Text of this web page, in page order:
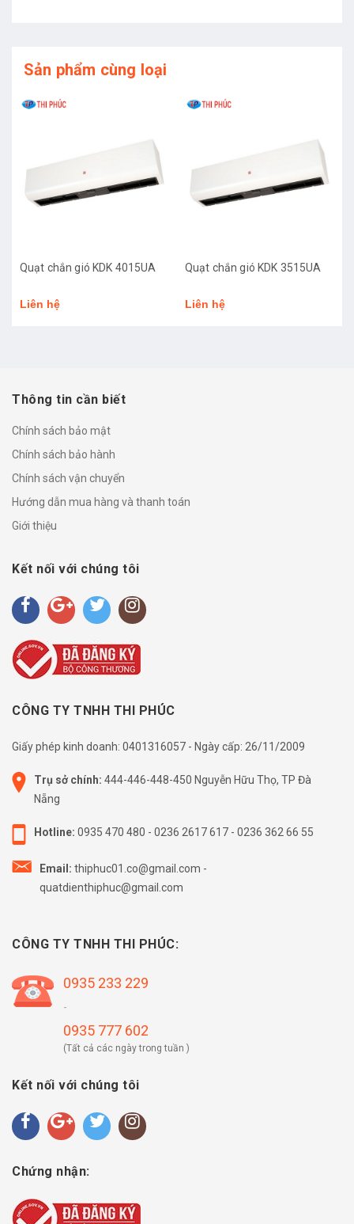
Sản phẩm cùng loại
Quạt chắn gió KDK 4015UA
Liên hệ
Quạt chắn gió KDK 3515UA
Liên hệ
Thông tin cần biết
Chính sách bảo mật
Chính sách bảo hành
Chính sách vận chuyển
Hướng dẫn mua hàng và thanh toán
Giới thiệu
Kết nối với chúng tôi
CÔNG TY TNHH THI PHÚC
Giấy phép kinh doanh: 0401316057 - Ngày cấp: 26/11/2009
Trụ sở chính: 444-446-448-450 Nguyễn Hữu Thọ, TP Đà
Nẵng
Hotline: 0935 470 480 - 0236 2617 617 - 0236 362 66 55
Email: thiphuc01.co@gmail.com -
quatdienthiphuc@gmail.com
CÔNG TY TNHH THI PHÚC:
0935 233 229
-
0935 777 602
(Tất cả các ngày trong tuần )
Kết nối với chúng tôi
Chứng nhận: